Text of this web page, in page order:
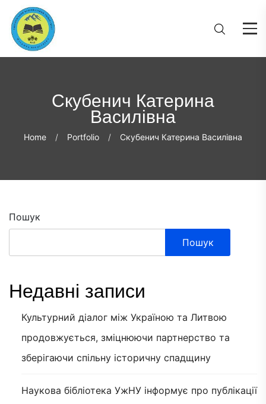
Скубенич Катерина
Василівна
Home Portfolio Скубенич Катерина Василівна
Пошук
Пошук
Недавні записи
Культурний діалог між Україною та Литвою
продовжується, зміцнюючи партнерство та
зберігаючи спільну історичну спадщину
Наукова бібліотека УжНУ інформує про публікації